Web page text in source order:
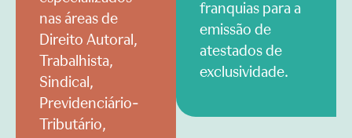
nas áreas de
Direito Autoral,
Trabalhista,
Sindical,
Previdenciário-
Tributário,
franquias para a
emissão de
atestados de
exclusividade.